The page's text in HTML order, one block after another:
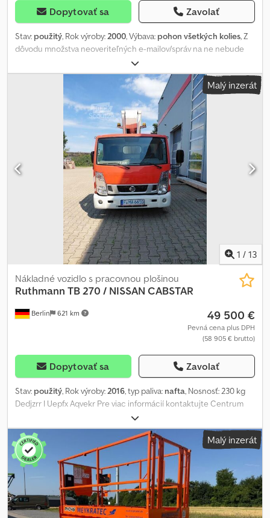
Dopytovať sa Zavolať
Stav: použitý, Rok výroby: 2000, Výbava: pohon všetkých kolies, Z
dôvodu množstva neoveriteľných e-mailov/správ na ne nebude
odpovedané. WhatsApp x pohon prednej nápravy je poškodený.
Plne funkčné a pripravené na použitie. Dkedpsztlg Hsfx Aqver K
dispozícii po dohode/ešte v prevádzke. „VYHRAĎUJEME SI PRÁVO
NA OPRAVY, PREKLEPY A MEDZITÝM PREDANÉ VOZIDLO.“
Malý inzerát
1 / 13
Berlin 621 km
Nákladné vozidlo s pracovnou plošinou
Ruthmann TB 270 / NISSAN CABSTAR
49 500 €
Pevná cena plus DPH
(58 905 € brutto)
Dopytovať sa Zavolať
Stav: použitý, Rok výroby:2016, typ paliva: nafta, Nosnosť: 230 kg
Dedjzrr I Uepfx Aqvekr Pre viac informácií kontaktujte Centrum
Malý inzerát